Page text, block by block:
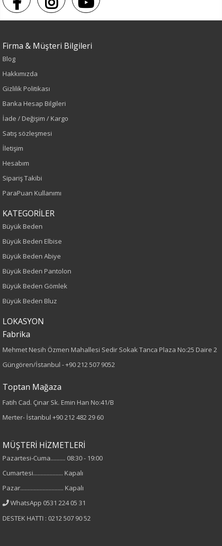
Sezon : KIŞLIK
Mor
Sonbahar-Kış
Yaş Grubu
Yetişkin
Büyük Beden
75
Kumaş Tipi
Örme
Desen
Baskılı
Kumaş
%95 Pamuk
%5 Elastan
Yaka Tipi
Bisiklet Yaka
Cinsiyet
Firma & Müşteri Bilgileri
Blog
Hakkımızda
Gizlilik Politikası
Banka Hesap Bilgileri
İade / Değişim / Kargo
Satış sözleşmesi
İletişim
Hesabım
Sipariş Takibi
ParaPuan Kullanımı
KATEGORİLER
Büyük Beden
Büyük Beden Elbise
Büyük Beden Abiye
Büyük Beden Pantolon
Büyük Beden Gömlek
Büyük Beden Bluz
LOKASYON
Fabrika
Mehmet Nesih Özmen Mahallesi Sedir Sokak Tanca Plaza No:25 Daire 2
Güngören/İstanbul -+90 212 507 9052
Toptan Mağaza
Fatih Cad. Çınar Sk. Emin Han No:41/B
Merter- İstanbul +90 212 482 29 60
MÜŞTERİ HİZMETLERİ
Pazartesi-Cuma.......... 08:30 - 19:00
Cumartesi.................... Kapalı
Pazar............................. Kapalı
WhatsApp 0531 224 05 31
DESTEK HATTI : 0212 507 90 52